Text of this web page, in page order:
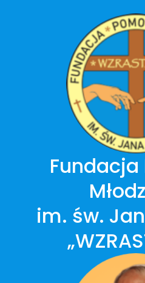
im. św.